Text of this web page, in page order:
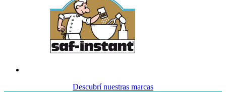
Descubrí nuestras marcas